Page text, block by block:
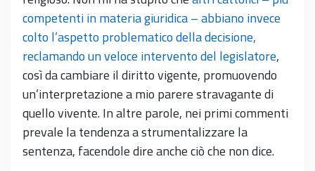
competenti in materia giuridica – abbiano invece
colto l’aspetto problematico della decisione,
reclamando un veloce intervento del legislatore,
così da cambiare il diritto vigente, promuovendo
un’interpretazione a mio parere stravagante di
quello vivente. In altre parole, nei primi commenti
prevale la tendenza a strumentalizzare la
sentenza, facendole dire anche ciò che non dice.